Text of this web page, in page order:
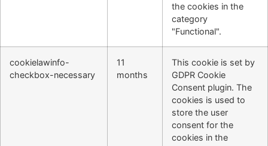
the cookies in the
category
"Functional".
cookielawinfo-
checkbox-necessary
11
months
This cookie is set by
GDPR Cookie
Consent plugin. The
cookies is used to
store the user
consent for the
cookies in the